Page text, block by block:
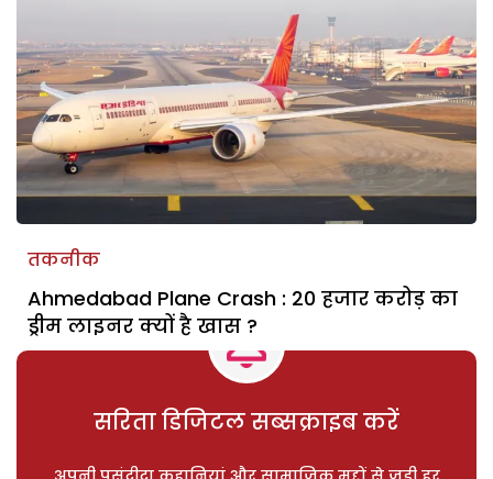
तकनीक
Ahmedabad Plane Crash : 20 हजार करोड़ का
ड्रीम लाइनर क्यों है खास ?
सरिता डिजिटल सब्सक्राइब करें